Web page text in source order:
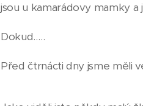
jsou u kamarádovy mamky
Dokud…..
Před čtrnácti dny jsme měli